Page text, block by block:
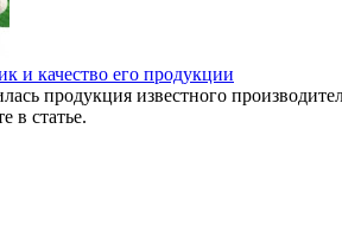
и качество его продукции
продукция известного
в статье.